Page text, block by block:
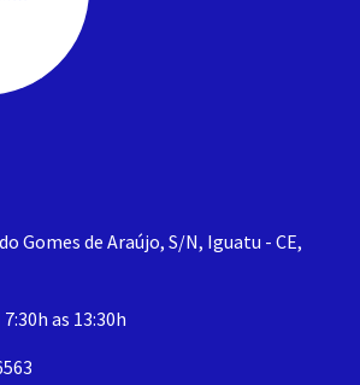
Gomes de Araújo, S/N, Iguatu - CE,
as 13:30h